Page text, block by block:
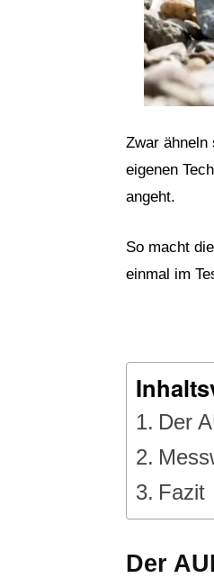
Zwar
eigenen
angeht.
So macht
einmal im
Der
Fazit
Der